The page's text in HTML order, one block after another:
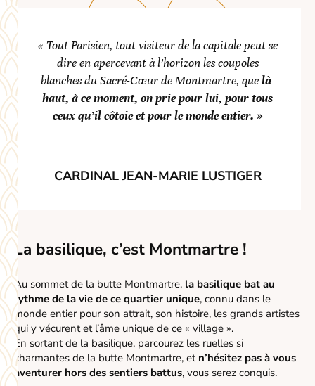
« Tout Parisien, tout visiteur de la capitale peut se
dire en apercevant à l’horizon les coupoles
blanches du Sacré-Cœur de Montmartre, quelà-
haut, à ce moment, on prie pour lui, pour tous
ceux qu’il côtoie et pour le monde entier. »
CARDINAL JEAN-MARIE LUSTIGER
La basilique, c’est Montmartre !
Au sommet de la butte Montmartre, la basilique bat au
rythme de la vie de ce quartier unique, connu dans le
monde entier pour son attrait, son histoire, les grands artistes
qui y vécurent et l’âme unique de ce « village ».
En sortant de la basilique, parcourez les ruelles si
charmantes de la butte Montmartre, et n’hésitez pas à vous
aventurer hors des sentiers battus, vous serez conquis.